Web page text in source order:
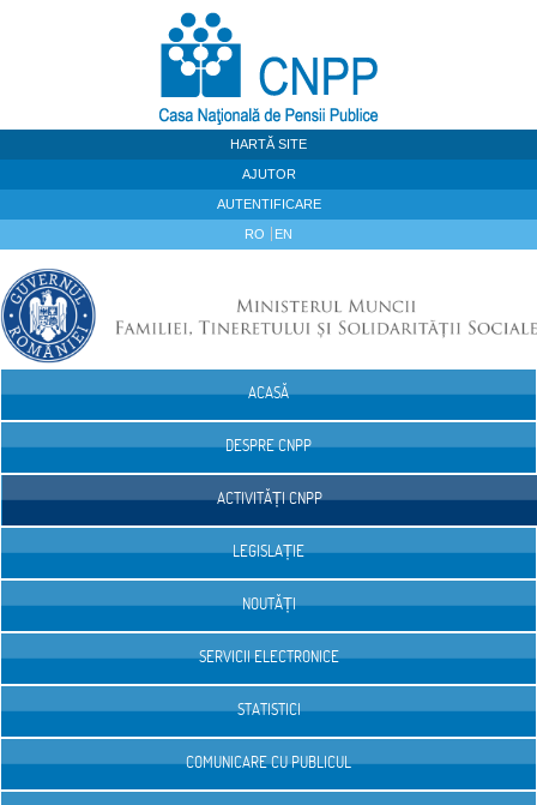
HARTĂ SITE
AJUTOR
AUTENTIFICARE
RO EN
ACASĂ
DESPRE CNPP
ACTIVITĂȚI CNPP
LEGISLAȚIE
NOUTĂȚI
SERVICII ELECTRONICE
STATISTICI
COMUNICARE CU PUBLICUL